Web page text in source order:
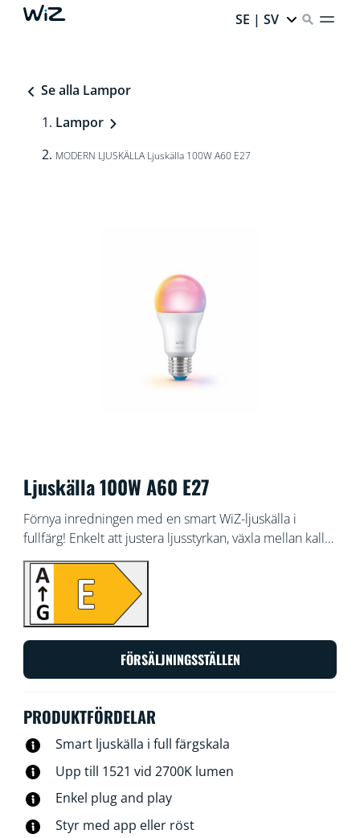
SE | SV
Se alla Lampor
Lampor
MODERN LJUSKÄLLA Ljuskälla 100W A60 E27
Ljuskälla 100W A60 E27
Förnya inredningen med en smart WiZ-ljuskälla i
fullfärg! Enkelt att justera ljusstyrkan, växla mellan kallt
och varmvitt ljus och välja bland bokstavligen miljontals
färger för att anpassa din belysning. Du kan dessutom
styra den med WiZ-appen eller din röst, så du behöver
ingen extra hårdvara
FÖRSÄLJNINGSSTÄLLEN
PRODUKTFÖRDELAR
Smart ljuskälla i full färgskala
Upp till 1521 vid 2700K lumen
Enkel plug and play
Styr med app eller röst